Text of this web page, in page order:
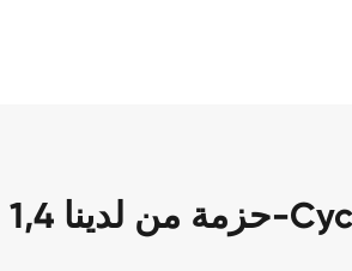
حزمة من لدينا 1,4-Cyclohexanediamine CAS